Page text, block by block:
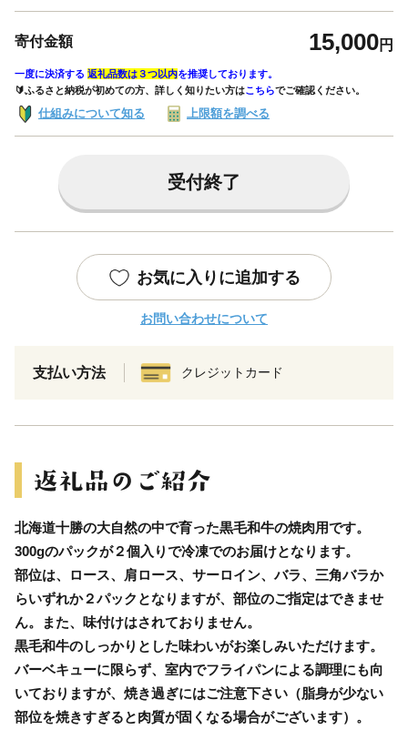
寄付金額 15,000円
一度に決済する 返礼品数は３つ以内を推奨しております。
🔰ふるさと納税が初めての方、詳しく知りたい方はこちらでご確認ください。
仕組みについて知る 上限額を調べる
受付終了
お気に入りに追加する
お問い合わせについて
支払い方法 クレジットカード
北海道十勝の大自然の中で育った黒毛和牛の焼肉用です。
300gのパックが２個入りで冷凍でのお届けとなります。
部位は、ロース、肩ロース、サーロイン、バラ、三角バラか
らいずれか２パックとなりますが、部位のご指定はできませ
ん。また、味付けはされておりません。
黒毛和牛のしっかりとした味わいがお楽しみいただけます。
バーベキューに限らず、室内でフライパンによる調理にも向
いておりますが、焼き過ぎにはご注意下さい（脂身が少ない
部位を焼きすぎると肉質が固くなる場合がございます）。